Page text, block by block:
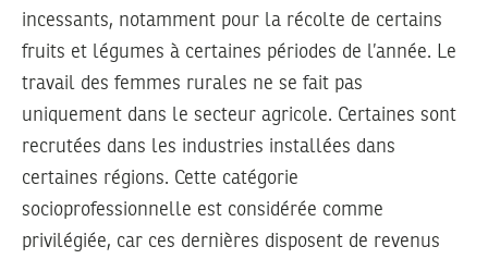
incessants, notamment pour la récolte de certains
fruits et légumes à certaines périodes de l’année. Le
travail des femmes rurales ne se fait pas
uniquement dans le secteur agricole. Certaines sont
recrutées dans les industries installées dans
certaines régions. Cette catégorie
socioprofessionnelle est considérée comme
privilégiée, car ces dernières disposent de revenus